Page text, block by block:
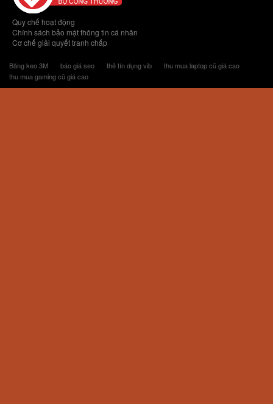
Quy chế hoạt động
Chính sách bảo mật thông tin cá nhân
Cơ chế giải quyết tranh chấp
Băng keo 3M báo giá seo thẻ tín dụng vib
thu mua laptop cũ giá cao
thu mua gaming cũ giá cao